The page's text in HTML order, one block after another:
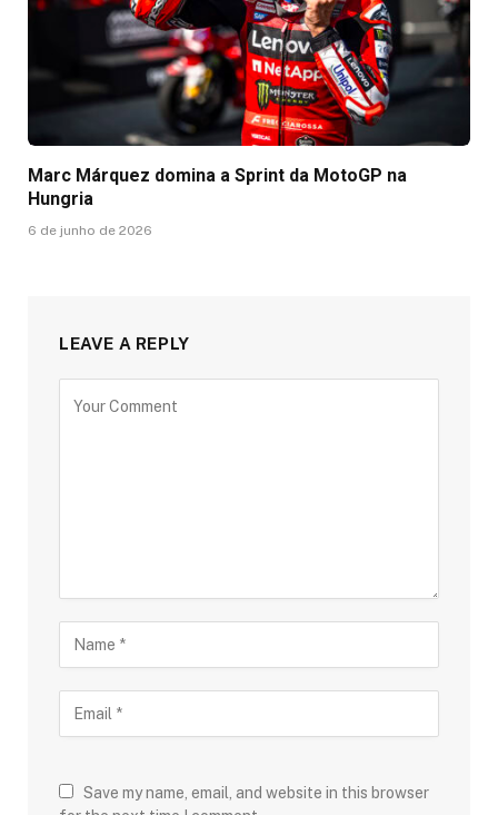
Marc Márquez domina a Sprint da MotoGP na
Hungria
6 de junho de 2026
LEAVE A REPLY
Save my name, email, and website in this browser